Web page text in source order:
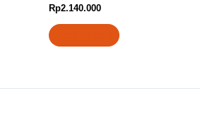
Rated
0
out
of
5
Rp2.140.000